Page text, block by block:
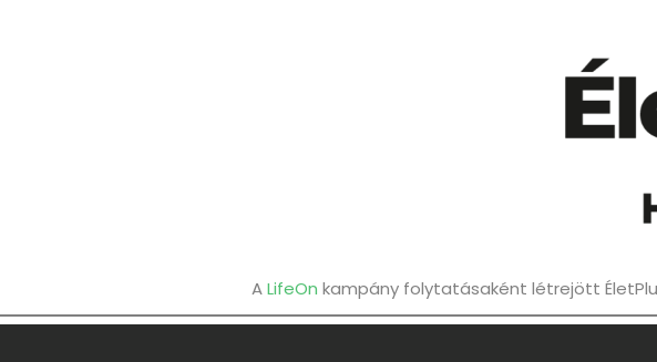
ALifeOn kampány folytatásaként létrejött